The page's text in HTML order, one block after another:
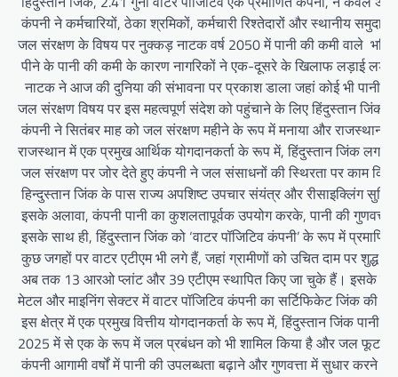
कंपनी ने कर्मचारियों, ठेका श्रमिकों, कर्मचारी रिश्तेदारों और स्थानीय
जल संरक्षण के विषय पर नुक्कड़ नाटक वर्ष 2050 में पानी की कमी वाले
पीने के पानी की कमी के कारण नागरिकों ने एक-दूसरे के खिलाफ लड़ाई लड़ी,
नाटक ने आज की दुनिया की संभावना पर प्रकाश डाला जहां कोई भी
जल संरक्षण विषय पर इस महत्वपूर्ण संदेश को पहुंचाने के लिए हिंदुस्तान जिंक
कंपनी ने सितंबर माह को जल संरक्षण महीने के रूप में मनाया और राजस्थान
राजस्थान में एक प्रमुख आर्थिक योगदानकर्ता के रूप में, हिंदुस्तान जिंक
जल संरक्षण पर जोर देते हुए कंपनी ने जल संसाधनों की स्थिरता पर काम
हिन्दुस्तान जिंक के पास राज्य अपशिष्ट उपचार संयंत्र और रीसाइक्लिंग
इसके अलावा, कंपनी पानी का कुशलतापूर्वक उपयोग करके, पानी की
इसके साथ ही, हिंदुस्तान जिंक को ‘वाटर पॉजिटिव कंपनी’ के रूप में
कुछ जगहों पर वाटर एटीएम भी लगे हैं, जहां ग्रामीणों को उचित दाम पर शुद्ध
अब तक 13 आरओ प्लांट और 39 एटीएम स्थापित किए जा चुके हैं। इसके
मेटल और माइनिंग सेक्टर में वाटर पॉजिटिव कंपनी का सर्टिफिकेट जिंक की
इस क्षेत्र में एक प्रमुख वित्तीय योगदानकर्ता के रूप में, हिंदुस्तान जिंक
2025 में से एक के रूप में जल प्रबंधन को भी शामिल किया है और जल
कंपनी आगामी वर्षों में पानी की उपलब्धता बढ़ाने और गुणवत्ता में सुधार